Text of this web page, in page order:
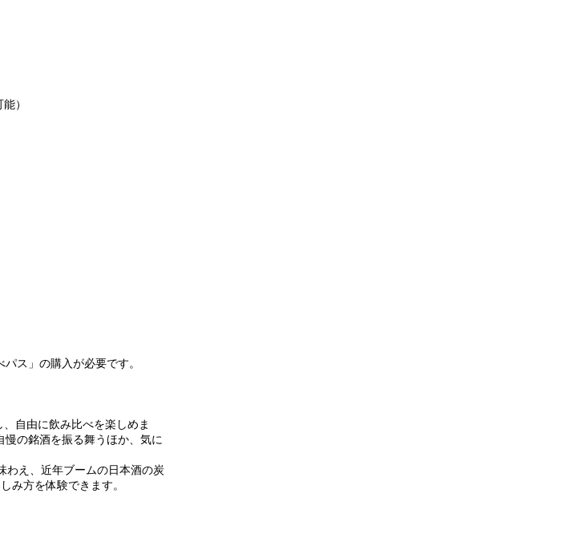
）
ス」の購入が必要です。
自由に飲み比べを楽しめま
の銘酒を振る舞うほか、気に
わえ、近年ブームの日本酒の炭
み方を体験できます。